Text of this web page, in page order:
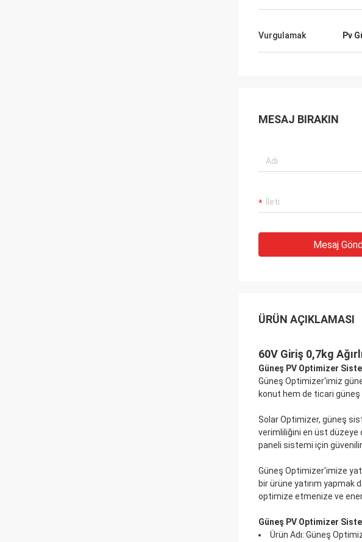
Vurgulamak Pv
MESAJ BIRAKIN
Mesaj
ÜRÜN AÇIKLAMASI
60V Giriş 0,7kg
Güneş PV Optimizer
Güneş Optimizer'imiz
konut hem de ticari
Solar Optimizer, güneş
verimliliğini en üst düzeye
paneli sistemi için
Güneş Optimizer'imize
bir ürüne yatırım
optimize etmenize ve
Güneş PV Optimizer
Ürün Adı: Güneş